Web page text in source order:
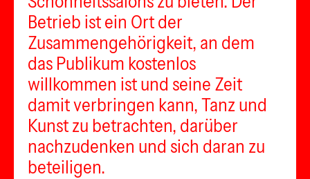
Betrieb ist ein Ort der
Zusammengehörigkeit, an dem
das Publikum kostenlos
willkommen ist und seine Zeit
damit verbringen kann, Tanz und
Kunst zu betrachten, darüber
nachzudenken und sich daran zu
beteiligen.